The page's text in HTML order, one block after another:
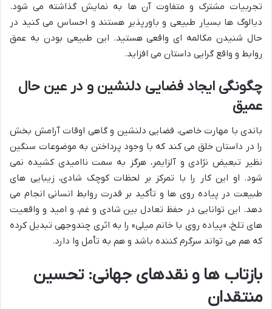
تجربیات مشترک و متفاوت آن ها به نمایش گذاشته می شود.
دیالوگ ها بسیار طبیعی و باورپذیر هستند و احساس می کنید در
حال شنیدن مکالمه ای واقعی هستید. این طبیعی بودن به عمق
روابط و واقع گرایی داستان می افزاید.
چگونگی ایجاد فضایی دلنشین و در عین حال
عمیق
باندی با مهارت خاصی، فضایی دلنشین و گاهی اوقات آرامش بخش
را در داستان خلق می کند که با وجود پرداختن به موضوعات سنگین
نظیر تبعیض نژادی و آلزایمر، هرگز به سمت ناامیدی کشیده نمی
شود. او این کار را با تمرکز بر لحظات کوچک شادی، زیبایی های
طبیعت در پیاده روی ها و تأکید بر قدرت روابط انسانی انجام می
دهد. این توانایی در حفظ تعادل بین شادی و غم، و امید و واقعیت
های تلخ، «پیاده روی با خانم میلی» را به اثری چندوجهی تبدیل کرده
که هم می تواند سرگرم کننده باشد و هم به تأمل وا دارد.
بازتاب ها و نقدهای جهانی: تحسین
منتقدان